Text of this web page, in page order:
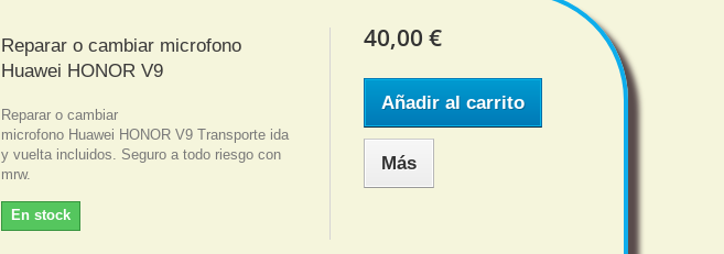
Reparar o cambiar microfono
Huawei HONOR V9
Reparar o cambiar
microfono Huawei HONOR V9 Transporte ida
y vuelta incluidos. Seguro a todo riesgo con
mrw.
En stock
40,00 €
Añadir al carrito
Más